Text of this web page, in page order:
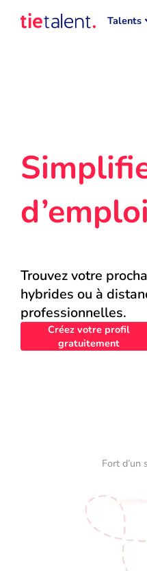
Talents
Trouvez votre
hybrides ou à
professionnelles.
Créez votre profil
gratuitement
Fort